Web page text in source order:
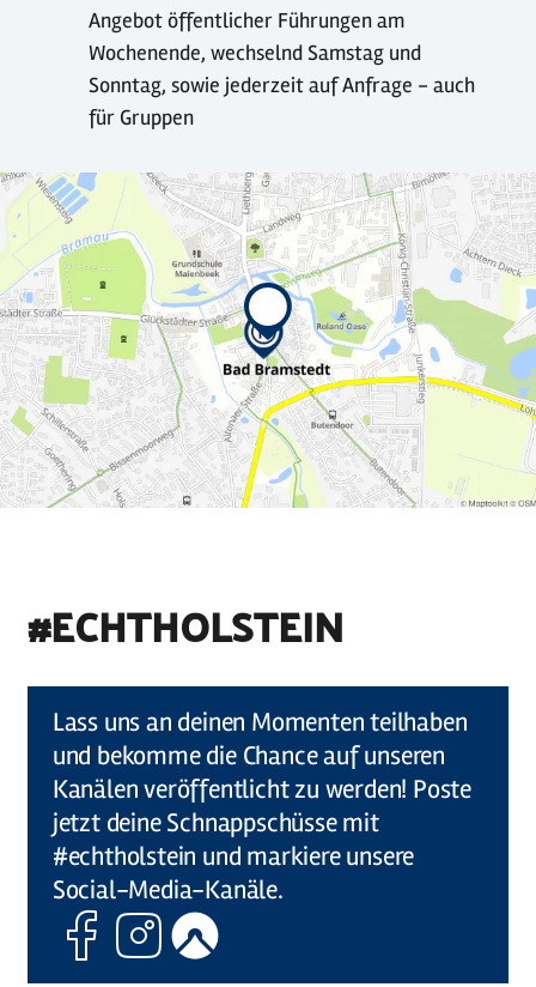
Angebot öffentlicher Führungen am
Wochenende, wechselnd Samstag und
Sonntag, sowie jederzeit auf Anfrage - auch
für Gruppen
#ECHTHOLSTEIN
Lass uns an deinen Momenten teilhaben
und bekomme die Chance auf unseren
Kanälen veröffentlicht zu werden! Poste
jetzt deine Schnappschüsse mit
#echtholstein und markiere unsere
Social-Media-Kanäle.
FacebookInstagram
Komoot